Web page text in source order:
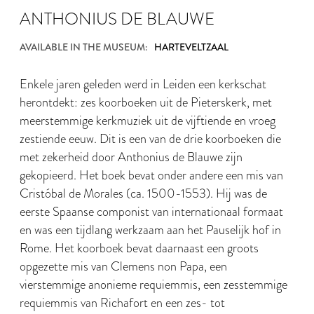
ANTHONIUS DE BLAUWE
AVAILABLE IN THE MUSEUM: HARTEVELTZAAL
Enkele jaren geleden werd in Leiden een kerkschat
herontdekt: zes koorboeken uit de Pieterskerk, met
meerstemmige kerkmuziek uit de vijftiende en vroeg
zestiende eeuw. Dit is een van de drie koorboeken die
met zekerheid door Anthonius de Blauwe zijn
gekopieerd. Het boek bevat onder andere een mis van
Cristóbal de Morales (ca. 1500-1553). Hij was de
eerste Spaanse componist van internationaal formaat
en was een tijdlang werkzaam aan het Pauselijk hof in
Rome. Het koorboek bevat daarnaast een groots
opgezette mis van Clemens non Papa, een
vierstemmige anonieme requiemmis, een zesstemmige
requiemmis van Richafort en een zes- tot